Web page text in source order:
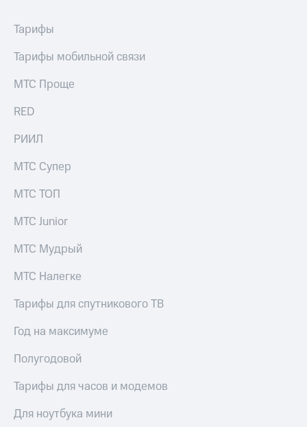
Контроль
аудит
приобретения
Порядок
выкупа
акций
Рынок
Еврооблигации-2023
о
именных
Другое
Регистратор
Реквизиты
Контакты
развитие
Тарифы
Тарифы мобильной связи
МТС Проще
RED
РИИЛ
МТС Супер
МТС ТОП
МТС Junior
МТС Мудрый
МТС Налегке
Тарифы для спутникового ТВ
Год на максимуме
Полугодовой
Тарифы для часов и модемов
Для ноутбука мини